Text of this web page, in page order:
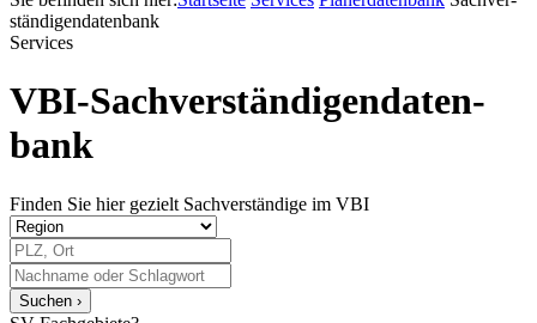
stän­di­gen­daten­bank
Services
VBI-Sach­ver­stän­digen­daten­
bank
Finden Sie hier gezielt Sachverständige im VBI
Suchen ›